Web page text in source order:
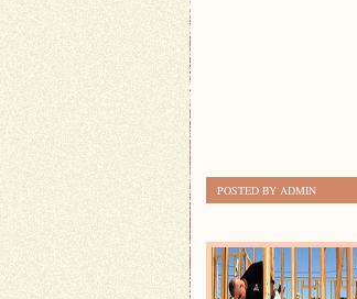
POSTED BY ADMIN